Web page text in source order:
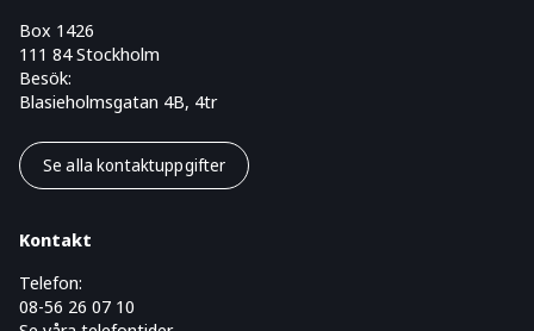
Box 1426
111 84 Stockholm
Besök:
Blasieholmsgatan 4B, 4tr
Se alla kontaktuppgifter
Kontakt
Telefon:
08-56 26 07 10